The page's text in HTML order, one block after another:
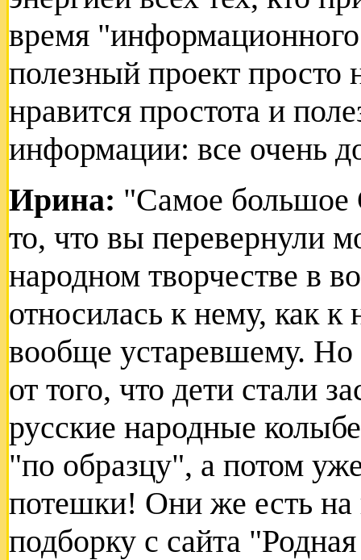
время
полезный проект
нравится простота и
информации: все очень
Ирина: "Самое большое
то, что вы перевернули
народном творчестве в
относилась к нему, как к
вообще устаревшему. Но
от того, что дети стали
русские народные
"по образцу", а потом
потешки! Они же есть
подборку с сайта